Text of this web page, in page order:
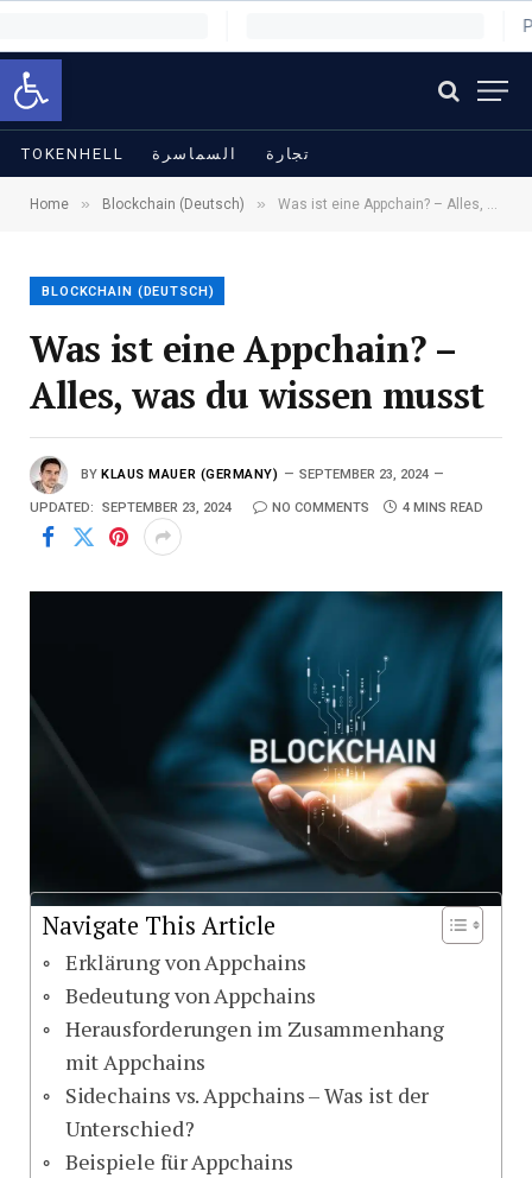
Open toolbar
TOKENHELL السماسرة تجارة
Home » Blockchain (Deutsch) » Was ist eine Appchain? – Alles, was du wissen musst
BLOCKCHAIN (DEUTSCH)
Was ist eine Appchain? –
Alles, was du wissen musst
BY KLAUS MAUER (GERMANY) SEPTEMBER 23, 2024
UPDATED: SEPTEMBER 23, 2024 NO COMMENTS 4 MINS READ
Navigate This Article
Erklärung von Appchains
Bedeutung von Appchains
Herausforderungen im Zusammenhang
mit Appchains
Sidechains vs. Appchains – Was ist der
Unterschied?
Beispiele für Appchains